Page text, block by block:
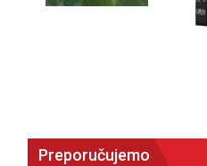
Preporučujemo